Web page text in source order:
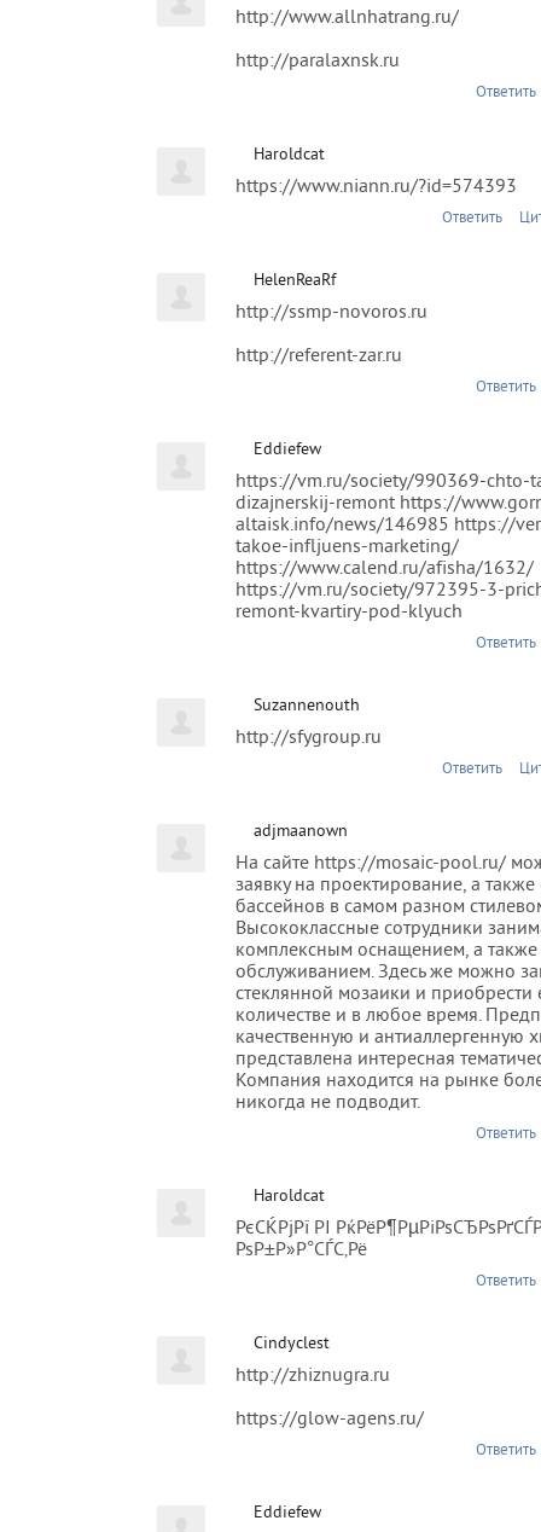
http://www.allnhatrang.ru/
http://paralaxnsk.ru
Ответить
Haroldcat
https://www.niann.ru/?id=574393
Ответить
HelenReaRf
http://ssmp-novoros.ru
http://referent-zar.ru
Ответить
Eddiefew
https://vm.ru/society/990369-chto-
dizajnerskij-remont https://
altaisk.info/news/146985 https://
takoe-infljuens-marketing/
https://www.calend.ru/afisha/1632/
https://vm.ru/society/972395-3-
remont-kvartiry-pod-klyuch
Ответить
Suzannenouth
http://sfygroup.ru
Ответить
adjmaanown
На сайте https://mosaic-pool.ru/
заявку на проектирование, а также
бассейнов в самом разном
Высококлассные сотрудники
комплексным оснащением, а
обслуживанием. Здесь же можно
стеклянной мозаики и
количестве и в любое время.
качественную и антиаллергенную
представлена интересная
Компания находится на рынке
никогда не подводит.
Ответить
Haroldcat
РєСЌРјРї РІ
РѕР±Р»Р°СЃС‚Рё
Ответить
Cindyclest
http://zhiznugra.ru
https://glow-agens.ru/
Ответить
Eddiefew